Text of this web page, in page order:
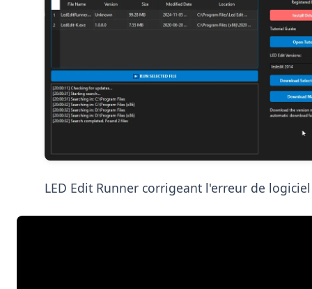
LED Edit Runner corrigeant l'erreur de